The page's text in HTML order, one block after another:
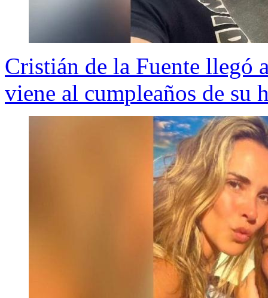
Cristián de la Fuente llegó
viene al cumpleaños de su